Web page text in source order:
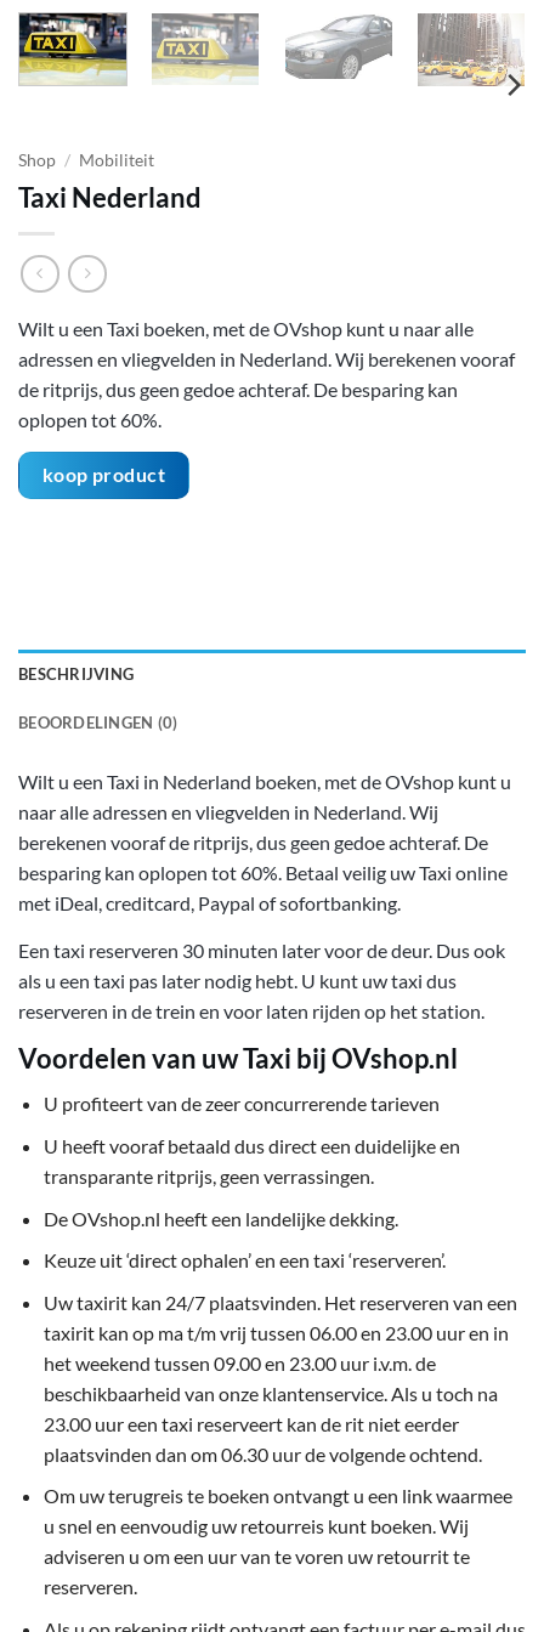
Shop / Mobiliteit
Taxi Nederland
Wilt u een Taxi boeken, met de OVshop kunt u naar alle
adressen en vliegvelden in Nederland. Wij berekenen vooraf
de ritprijs, dus geen gedoe achteraf. De besparing kan
oplopen tot 60%.
koop product
BESCHRIJVING
BEOORDELINGEN (0)
Wilt u een Taxi in Nederland boeken, met de OVshop kunt u
naar alle adressen en vliegvelden in Nederland. Wij
berekenen vooraf de ritprijs, dus geen gedoe achteraf. De
besparing kan oplopen tot 60%. Betaal veilig uw Taxi online
met iDeal, creditcard, Paypal of sofortbanking.
Een taxi reserveren 30 minuten later voor de deur. Dus ook
als u een taxi pas later nodig hebt. U kunt uw taxi dus
reserveren in de trein en voor laten rijden op het station.
Voordelen van uw Taxi bij OVshop.nl
U profiteert van de zeer concurrerende tarieven
U heeft vooraf betaald dus direct een duidelijke en
transparante ritprijs, geen verrassingen.
De OVshop.nl heeft een landelijke dekking.
Keuze uit ‘direct ophalen’ en een taxi ‘reserveren’.
Uw taxirit kan 24/7 plaatsvinden. Het reserveren van een
taxirit kan op ma t/m vrij tussen 06.00 en 23.00 uur en in
het weekend tussen 09.00 en 23.00 uur i.v.m. de
beschikbaarheid van onze klantenservice. Als u toch na
23.00 uur een taxi reserveert kan de rit niet eerder
plaatsvinden dan om 06.30 uur de volgende ochtend.
Om uw terugreis te boeken ontvangt u een link waarmee
u snel en eenvoudig uw retourreis kunt boeken. Wij
adviseren u om een uur van te voren uw retourrit te
reserveren.